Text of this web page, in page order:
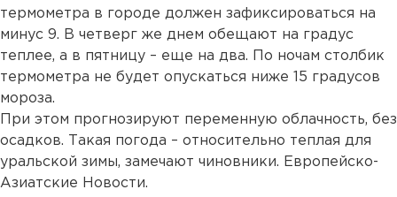
термометра в городе должен зафиксироваться на
минус 9. В четверг же днем обещают на градус
теплее, а в пятницу – еще на два. По ночам столбик
термометра не будет опускаться ниже 15 градусов
мороза.
При этом прогнозируют переменную облачность, без
осадков. Такая погода – относительно теплая для
уральской зимы, замечают чиновники. Европейско-
Азиатские Новости.